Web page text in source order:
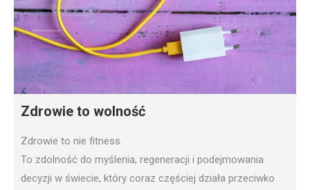
Zdrowie to wolność
Zdrowie to nie fitness.
To zdolność do myślenia, regeneracji i podejmowania
decyzji w świecie, który coraz częściej działa przeciwko